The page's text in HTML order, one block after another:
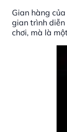
Gian hàng
gian trình diễn
chơi, mà là